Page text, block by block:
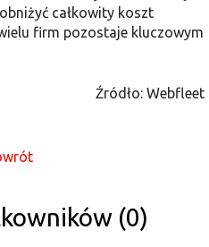
całkowity koszt
firm pozostaje kluczowym
Źródło: Webfleet
(0)